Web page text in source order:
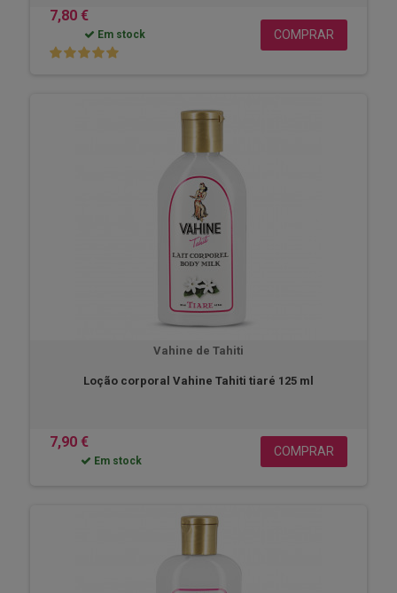
7,80 €
Em stock COMPRAR
Vahine de Tahiti
Loção corporal Vahine Tahiti tiaré 125 ml
7,90 €
Em stock
COMPRAR